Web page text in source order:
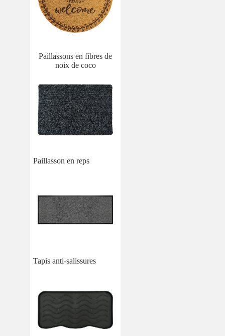
Paillassons en fibres de
noix de coco
Paillasson en reps
Tapis anti-salissures